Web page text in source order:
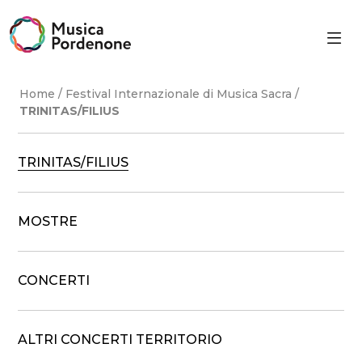
to
content
Home / Festival Internazionale di Musica Sacra /
TRINITAS/FILIUS
TRINITAS/FILIUS
MOSTRE
CONCERTI
ALTRI CONCERTI TERRITORIO